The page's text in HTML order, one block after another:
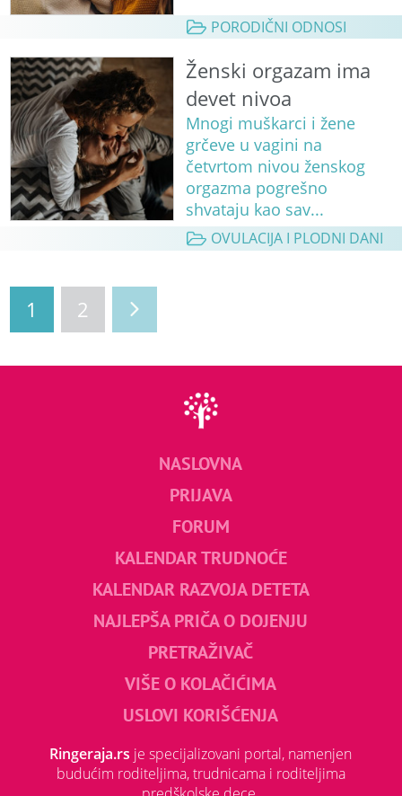
PORODIČNI ODNOSI
Ženski orgazam ima
devet nivoa
Mnogi muškarci i žene
grčeve u vagini na
četvrtom nivou ženskog
orgazma pogrešno
shvataju kao sav...
OVULACIJA I PLODNI DANI
1 2
NASLOVNA
PRIJAVA
FORUM
KALENDAR TRUDNOĆE
KALENDAR RAZVOJA DETETA
NAJLEPŠA PRIČA O DOJENJU
PRETRAŽIVAČ
VIŠE O KOLAČIĆIMA
USLOVI KORIŠĆENJA
Ringeraja.rs je specijalizovani portal, namenjen
budućim roditeljima, trudnicama i roditeljima